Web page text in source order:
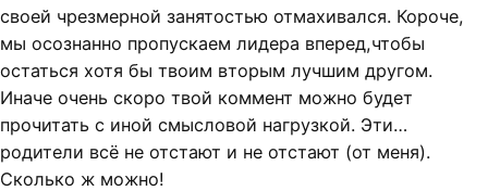
своей чрезмерной занятостью отмахивался. Короче,
мы осознанно пропускаем лидера вперед,чтобы
остаться хотя бы твоим вторым лучшим другом.
Иначе очень скоро твой коммент можно будет
прочитать с иной смысловой нагрузкой. Эти…
родители всё не отстают и не отстают (от меня).
Сколько ж можно!